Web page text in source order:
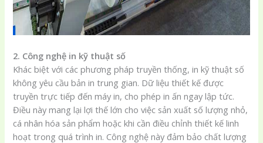
2. Công nghệ in kỹ thuật số
Khác biệt với các phương pháp truyền thống, in kỹ thuật số
không yêu cầu bản in trung gian. Dữ liệu thiết kế được
truyền trực tiếp đến máy in, cho phép in ấn ngay lập tức.
Điều này mang lại lợi thế lớn cho việc sản xuất số lượng nhỏ,
cá nhân hóa sản phẩm hoặc khi cần điều chỉnh thiết kế linh
hoạt trong quá trình in. Công nghệ này đảm bảo chất lượng